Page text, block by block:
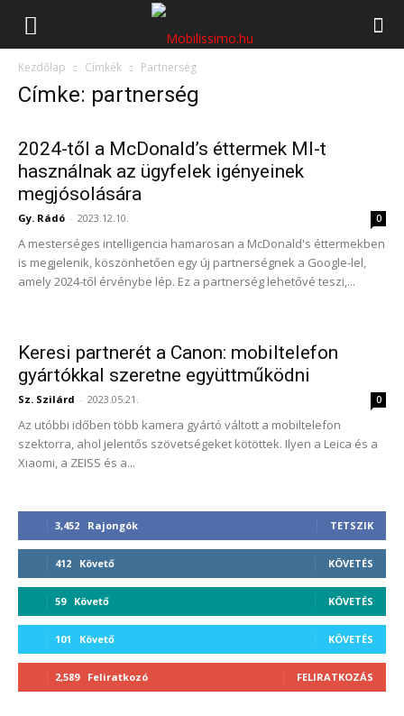
Mobilissimo.hu
Kezdőlap Címkék Partnerség
Címke: partnerség
2024-től a McDonald’s éttermek MI-t
használnak az ügyfelek igényeinek
megjósolására
Gy. Rádó - 2023.12.10. 0
A mesterséges intelligencia hamarosan a McDonald's éttermekben
is megjelenik, köszönhetően egy új partnerségnek a Google-lel,
amely 2024-től érvénybe lép. Ez a partnerség lehetővé teszi,...
Keresi partnerét a Canon: mobiltelefon
gyártókkal szeretne együttműködni
Sz. Szilárd - 2023.05.21. 0
Az utóbbi időben több kamera gyártó váltott a mobiltelefon
szektorra, ahol jelentős szövetségeket kötöttek. Ilyen a Leica és a
Xiaomi, a ZEISS és a...
3,452 Rajongók TETSZIK
412 Követő KÖVETÉS
59 Követő KÖVETÉS
101 Követő KÖVETÉS
2,589 Feliratkozó FELIRATKOZÁS